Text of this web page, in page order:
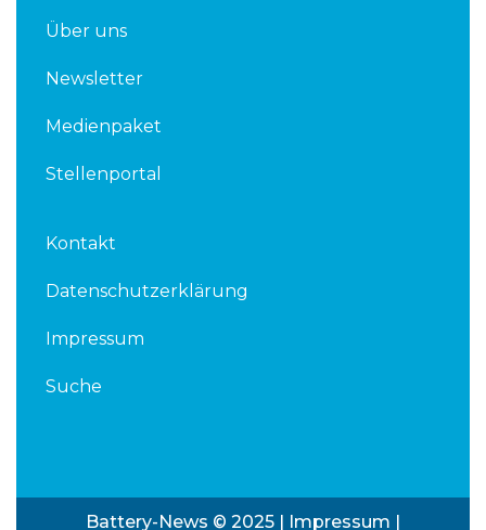
Über uns
Newsletter
Medienpaket
Stellenportal
Kontakt
Datenschutzerklärung
Impressum
Suche
Battery-News © 2025 | Impressum |